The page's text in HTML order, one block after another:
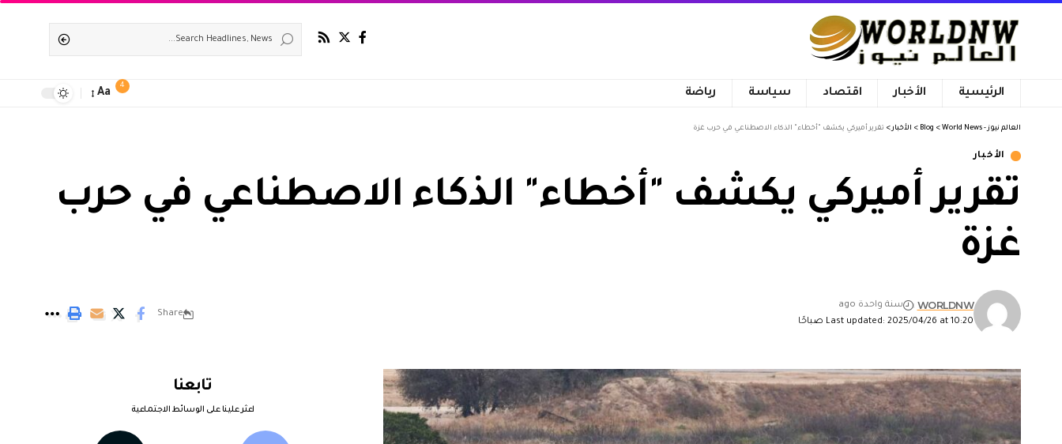
الرئيسية الأخبار اقتصاد سياسة رياضة
4
Aa
العالم نيوز - World News >
Blog
> الأخبار > تقرير أميركي يكشف "أخطاء" الذكاء الاصطناعي في حرب غزة
الأخبار
تقرير أميركي يكشف "أخطاء" الذكاء الاصطناعي في حرب
غزة
Last updated: 2025/04/26 at 10:20 صباحًا
WORLDNW
سنة واحدة ago
Share
تابعنا
اعثر علينا على الوسائط الاجتماعية